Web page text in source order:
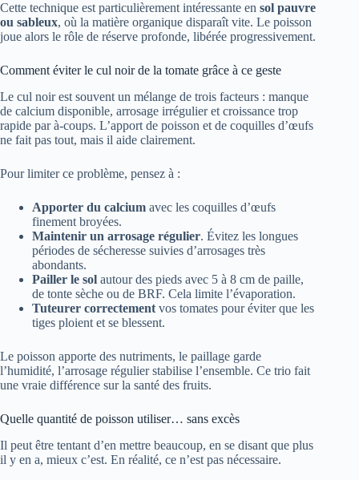
Cette technique est particulièrement intéressante en sol pauvre
ou sableux, où la matière organique disparaît vite. Le poisson
joue alors le rôle de réserve profonde, libérée progressivement.
Comment éviter le cul noir de la tomate grâce à ce geste
Le cul noir est souvent un mélange de trois facteurs : manque
de calcium disponible, arrosage irrégulier et croissance trop
rapide par à-coups. L’apport de poisson et de coquilles d’œufs
ne fait pas tout, mais il aide clairement.
Pour limiter ce problème, pensez à :
Apporter du calcium avec les coquilles d’œufs
finement broyées.
Maintenir un arrosage régulier. Évitez les longues
périodes de sécheresse suivies d’arrosages très
abondants.
Pailler le sol autour des pieds avec 5 à 8 cm de paille,
de tonte sèche ou de BRF. Cela limite l’évaporation.
Tuteurer correctement vos tomates pour éviter que les
tiges ploient et se blessent.
Le poisson apporte des nutriments, le paillage garde
l’humidité, l’arrosage régulier stabilise l’ensemble. Ce trio fait
une vraie différence sur la santé des fruits.
Quelle quantité de poisson utiliser… sans excès
Il peut être tentant d’en mettre beaucoup, en se disant que plus
il y en a, mieux c’est. En réalité, ce n’est pas nécessaire.